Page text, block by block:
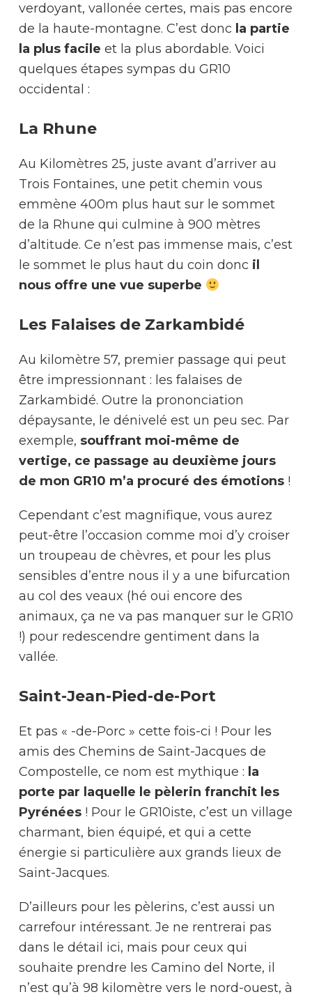
verdoyant, vallonée certes, mais pas encore
de la haute-montagne. C’est donc la partie
la plus facile et la plus abordable. Voici
quelques étapes sympas du GR10
occidental :
La Rhune
Au Kilomètres 25, juste avant d’arriver au
Trois Fontaines, une petit chemin vous
emmène 400m plus haut sur le sommet
de la Rhune qui culmine à 900 mètres
d’altitude. Ce n’est pas immense mais, c’est
le sommet le plus haut du coin donc il
nous offre une vue superbe
Les Falaises de Zarkambidé
Au kilomètre 57, premier passage qui peut
être impressionnant : les falaises de
Zarkambidé. Outre la prononciation
dépaysante, le dénivelé est un peu sec. Par
exemple, souffrant moi-même de
vertige, ce passage au deuxième jours
de mon GR10 m’a procuré des émotions !
Cependant c’est magnifique, vous aurez
peut-être l’occasion comme moi d’y croiser
un troupeau de chèvres, et pour les plus
sensibles d’entre nous il y a une bifurcation
au col des veaux (hé oui encore des
animaux, ça ne va pas manquer sur le GR10
!) pour redescendre gentiment dans la
vallée.
Saint-Jean-Pied-de-Port
Et pas « -de-Porc » cette fois-ci ! Pour les
amis des Chemins de Saint-Jacques de
Compostelle, ce nom est mythique : la
porte par laquelle le pèlerin franchit les
Pyrénées ! Pour le GR10iste, c’est un village
charmant, bien équipé, et qui a cette
énergie si particulière aux grands lieux de
Saint-Jacques.
D’ailleurs pour les pèlerins, c’est aussi un
carrefour intéressant. Je ne rentrerai pas
dans le détail ici, mais pour ceux qui
souhaite prendre les Camino del Norte, il
n’est qu’à 98 kilomètre vers le nord-ouest, à